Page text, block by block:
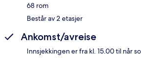
68 rom
Består av 2 etasjer
Ankomst/avreise
Innsjekkingen er fra kl. 15.00 til når